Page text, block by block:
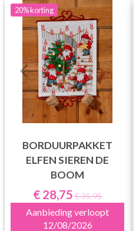
20%korting
BORDUURPAKKET
ELFEN SIEREN DE
BOOM
€ 28,75 € 35,95
Aanbieding verloopt
12/08/2026